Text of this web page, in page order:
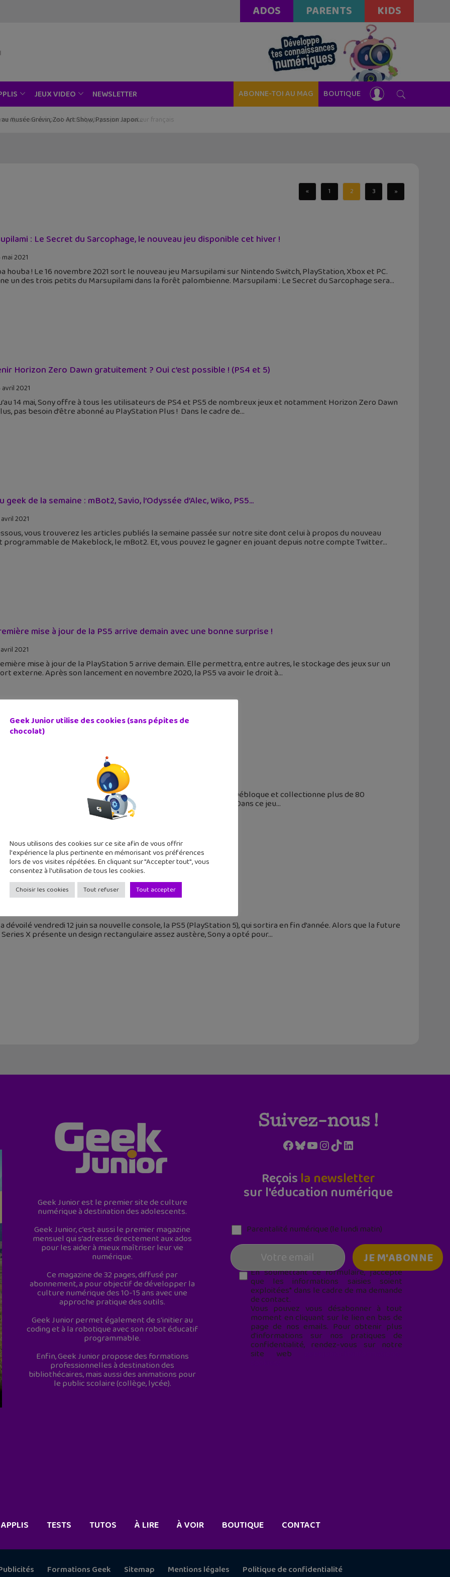
ADOS PARENTS KIDS
JEUX VIDEO NEWSLETTER ABONNE-TOI AU MAG BOUTIQUE
musée Grévin, Zoo Art Show, Passion Japon…
« 1 2 3 »
: Le Secret du Sarcophage, le nouveau jeu disponible cet hiver !
2021
houba ! Le 16 novembre 2021 sort le nouveau jeu Marsupilami sur Nintendo Switch, PlayStation, Xbox et PC.
un des trois petits du Marsupilami dans la forêt palombienne. Marsupilami : Le Secret du Sarcophage sera
Horizon Zero Dawn gratuitement ? Oui c’est possible ! (PS4 et 5)
2021
14 mai, Sony offre à tous les utilisateurs de PS4 et PS5 de nombreux jeux et notamment Horizon Zero Dawn
pas besoin d’être abonné au PlayStation Plus ! Dans le cadre de
geek de la semaine : mBot2, Savio, l’Odyssée d’Alec, Wiko, PS5…
2021
vous trouverez les articles publiés la semaine passée sur notre site dont celui à propos du nouveau
programmable de Makeblock, le mBot2. Et, vous pouvez le gagner en jouant depuis notre compte Twitter
mise à jour de la PS5 arrive demain avec une bonne surprise !
2021
mise à jour de la PlayStation 5 arrive demain. Elle permettra, entre autres, le stockage des jeux sur un
externe. Après son lancement en novembre 2020, la PS5 va avoir le droit à
testé Balan Wonderworld : un univers coloré et poétique
au coeur du monde merveilleux de Balan et de ses 12 comptes. Débloque et collectionne plus de 80
pour avancer dans ce récit haut en couleur. On t’en dit plus ? Dans ce jeu
du dimanche : spécial PlayStation 5
dévoilé vendredi 12 juin sa nouvelle console, la PS5 (PlayStation 5), qui sortira en fin d’année. Alors que la future
X présente un design rectangulaire assez austère, Sony a opté pour
Geek Junior est le premier site de culture
numérique à destination des adolescents.
Geek Junior, c’est aussi le premier magazine
mensuel qui s’adresse directement aux ados
pour les aider à mieux maîtriser leur vie
numérique.
Ce magazine de 32 pages, diffusé par
abonnement, a pour objectif de développer la
culture numérique des 10-15 ans avec une
approche pratique des outils.
Geek Junior permet également de s'initier au
coding et à la robotique avec son robot éducatif
programmable.
Enfin, Geek Junior propose des formations
professionnelles à destination des
bibliothécaires, mais aussi des animations pour
le public scolaire (collège, lycée).
Suivez-nous !
Facebook
Bluesky
YouTube
Instagram
TikTokLinkedIn
Reçois la newsletter
sur l'éducation numérique
Parentalité numérique (le lundi matin)
En soumettant ce formulaire, j’accepte
que les informations saisies soient
exploitées* dans le cadre de ma demande
de contact.
Vous pouvez vous désabonner à tout
moment en cliquant sur le lien en bas de
page de nos emails. Pour obtenir plus
d'informations sur nos pratiques de
confidentialité, rendez-vous sur notre
site web
Geek Junior utilise des cookies (sans pépites de
chocolat)
Nous utilisons des cookies sur ce site afin de vous offrir
l'expérience la plus pertinente en mémorisant vos préférences
lors de vos visites répétées. En cliquant sur "Accepter tout", vous
consentez à l'utilisation de tous les cookies.
Choisir les cookies Tout refuser Tout accepter
APPLIS TESTS TUTOS À LIRE À VOIR BOUTIQUE CONTACT
Formations Geek Sitemap Mentions légales Politique de confidentialité